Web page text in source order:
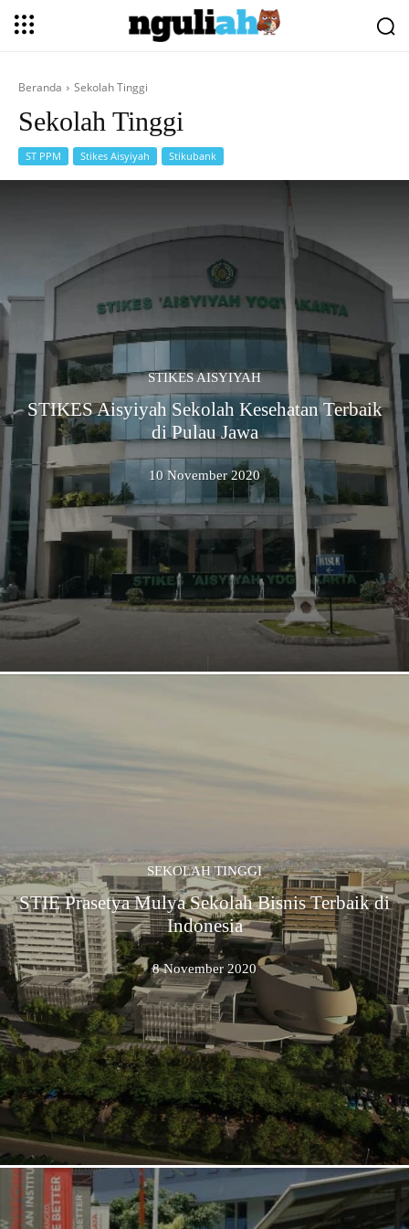
Beranda Sekolah Tinggi
Sekolah Tinggi
ST PPM Stikes Aisyiyah Stikubank
STIKES AISYIYAH
STIKES Aisyiyah Sekolah Kesehatan Terbaik
di Pulau Jawa
10 November 2020
SEKOLAH TINGGI
STIE Prasetya Mulya Sekolah Bisnis Terbaik di
Indonesia
8 November 2020